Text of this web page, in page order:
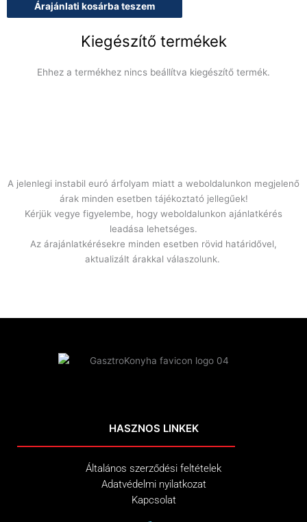
cm
Árajánlati kosárba teszem
Kiegészítő termékek
Ehhez a termékhez nincs beállítva kiegészítő termék.
A jelenlegi instabil euró árfolyam miatt a weboldalunkon megjelenő
árak minden esetben tájékoztató jellegűek!
Kérjük vegye figyelembe, hogy weboldalunkon ajánlatkérés
leadása lehetséges.
Az árajánlatkérésekre minden esetben rövid határidővel,
aktualizált árakkal válaszolunk.
HASZNOS LINKEK
Általános szerződési feltételek
Adatvédelmi nyilatkozat
Kapcsolat